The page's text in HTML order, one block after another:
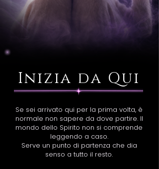
Inizia da Qui
Se sei arrivato qui per la prima volta, è
normale non sapere da dove partire. Il
mondo dello Spirito non si comprende
leggendo a caso.
Serve un punto di partenza che dia
senso a tutto il resto.